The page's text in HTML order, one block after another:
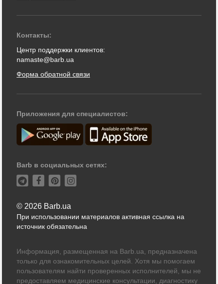
Контакты:
Центр поддержки клиентов:
namaste@barb.ua
Форма обратной связи
Приложения для специалистов:
Barb в социальных сетях:
© 2026 Barb.ua
При использовании материалов активная ссылка на
источник обязательна
Информация, размещенная на Barb.ua, предназначена
только для ознакомительных целей. Хотя мы помогаем
пользователям найти проверенных исполнителей, мы не
предоставляем медицинские консультации, диагностику